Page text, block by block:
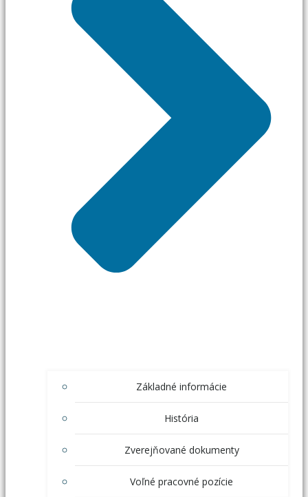
Základné informácie
História
Zverejňované dokumenty
Voľné pracovné pozície